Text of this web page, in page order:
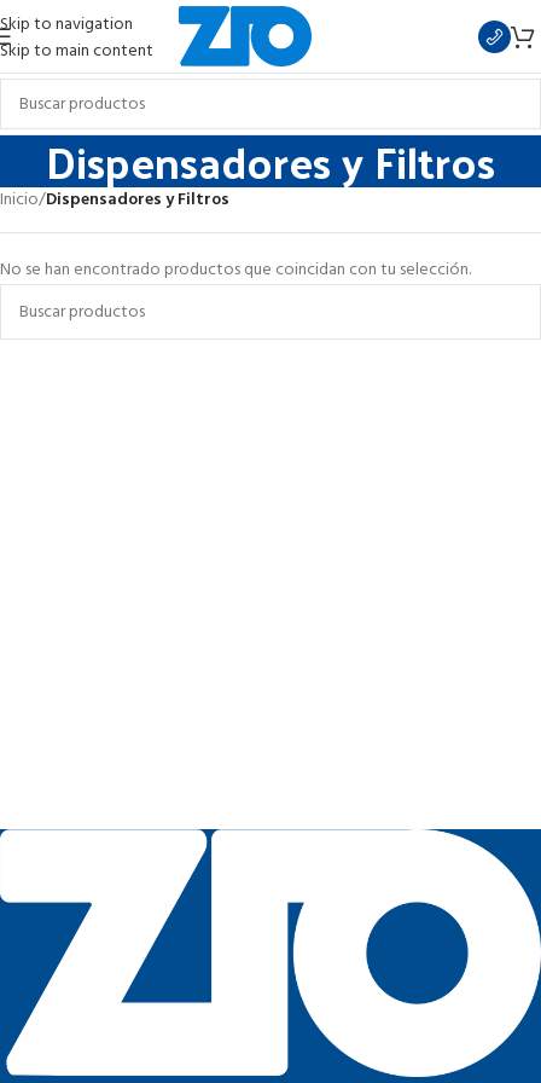
Skip to navigation
Skip to main content
Dispensadores y Filtros
Inicio/Dispensadores y Filtros
No se han encontrado productos que coincidan con tu selección.